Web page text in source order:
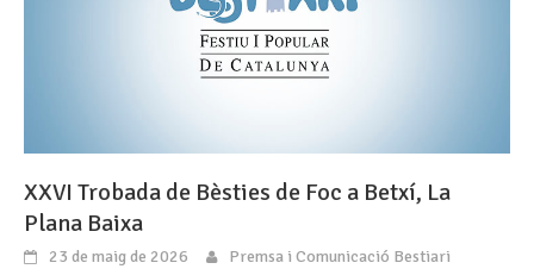
XXVI Trobada de Bèsties de Foc a Betxí, La
Plana Baixa
23 de maig de 2026 Premsa i Comunicació Bestiari